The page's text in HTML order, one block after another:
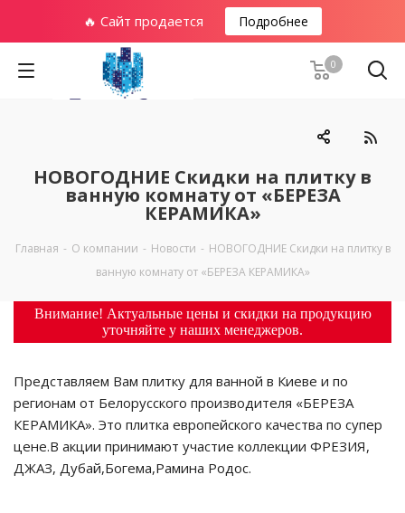
🔥 Сайт продается Подробнее
0
НОВОГОДНИЕ Скидки на плитку в
ванную комнату от «БЕРЕЗА
КЕРАМИКА»
Главная - О компании - Новости - НОВОГОДНИЕ Скидки на плитку в
ванную комнату от «БЕРЕЗА КЕРАМИКА»
Внимание! Актуальные цены и скидки на продукцию
уточняйте у наших менеджеров.
Представляем Вам плитку для ванной в Киеве и по
регионам от Белорусского производителя «БЕРЕЗА
КЕРАМИКА». Это плитка европейского качества по супер
цене.В акции принимают участие коллекции ФРЕЗИЯ,
ДЖАЗ, Дубай,Богема,Рамина Родос.